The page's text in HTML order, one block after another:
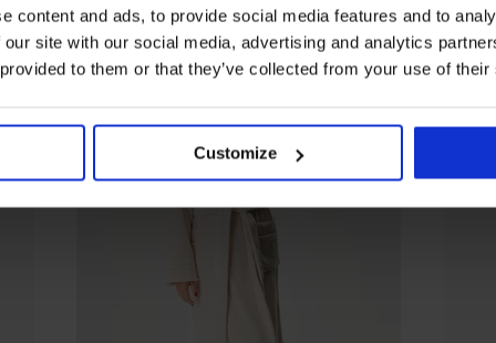
content and ads, to provide social media features and to
site with our social media, advertising and analytics
to them or that they’ve collected from your use of
Customize